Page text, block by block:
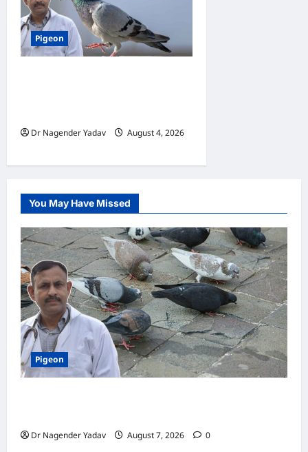
Pigeon
Dr Nagender Yadav
August 4, 2026
You May Have Missed
Pigeon
Dr Nagender Yadav August 7, 2026 0